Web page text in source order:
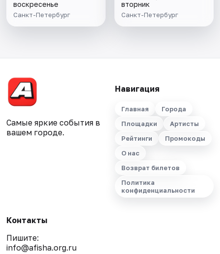
воскресенье
Санкт-Петербург
вторник
Санкт-Петербург
Самые яркие события в
вашем городе.
Навигация
Главная
Города
Площадки
Артисты
Рейтинги
Промокоды
О нас
Возврат билетов
Политика
конфиденциальности
Контакты
Пишите:
info@afisha.org.ru